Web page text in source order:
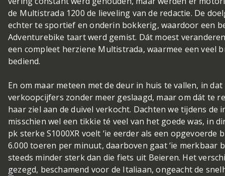
de Multistrada 1200 de lieveling van de redactie. De
echter te sportief en onderin bokkerig, waardoor een
Adventurebike taart werd gemist. Dát moest
een compleet herziene Multistrada, waarmee een veel
bediend.
En om maar meteen met de deur in huis te vallen, in
verkoopcijfers zonder meer geslaagd, maar om dát te
haar ziel aan de duivel verkocht. Dachten we tijdens de
misschien wel een tikkie té veel van het goede was, in
pk sterke S1000XR voelt ‘ie eerder als een opgevoerde
6.000 toeren per minuut, daarboven gaat ‘ie merkbaar
steeds minder sterk dan die fiets uit Beieren. Het
gezegd, beschamend voor de Italiaan, ongeacht de